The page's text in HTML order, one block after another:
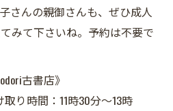
さんの親御さんも、ぜひ成人
みて下さいね。予約は不要で
古書店》
り時間：11時30分～13時